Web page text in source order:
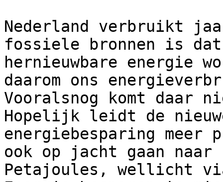
Nederland verbruikt
fossiele bronnen is
hernieuwbare energie
daarom ons
Vooralsnog komt daar
Hopelijk leidt de
energiebesparing
ook op jacht gaan
Petajoules, wellicht